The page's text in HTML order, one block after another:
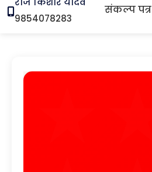
9854078283
संकल्प पत्र